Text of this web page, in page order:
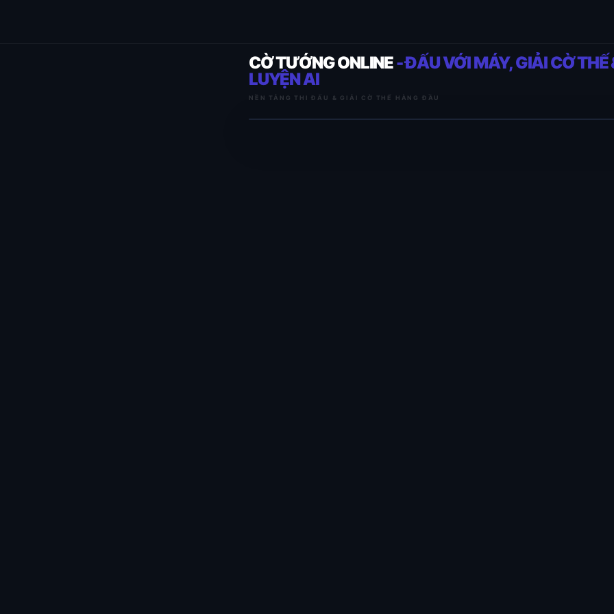
CỜ TƯỚNG ONLINE- ĐẤU VỚI MÁY, GIẢI CỜ THẾ
LUYỆN AI
NỀN TẢNG THI ĐẤU & GIẢI CỜ THẾ HÀNG ĐẦU